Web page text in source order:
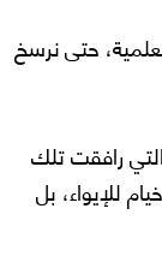
حتى نرسخ
رافقت تلك
للإيواء، بل